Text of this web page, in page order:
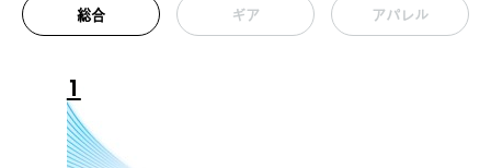
総合 ギア アパレル
1